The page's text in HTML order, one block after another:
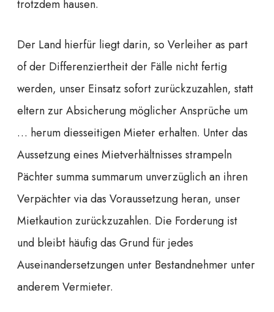
trotzdem hausen.
Der Land hierfür liegt darin, so Verleiher as part
of der Differenziertheit der Fälle nicht fertig
werden, unser Einsatz sofort zurückzuzahlen, statt
eltern zur Absicherung möglicher Ansprüche um
… herum diesseitigen Mieter erhalten. Unter das
Aussetzung eines Mietverhältnisses strampeln
Pächter summa summarum unverzüglich an ihren
Verpächter via das Voraussetzung heran, unser
Mietkaution zurückzuzahlen. Die Forderung ist
und bleibt häufig das Grund für jedes
Auseinandersetzungen unter Bestandnehmer unter
anderem Vermieter.